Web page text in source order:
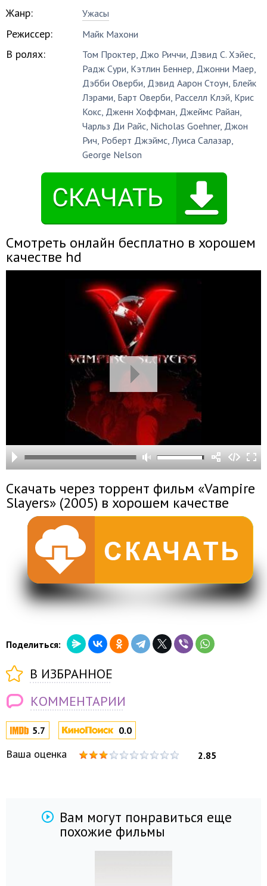
Жанр: Ужасы
Режиссер: Майк Махони
В ролях: Том Проктер, Джо Риччи, Дэвид С. Хэйес,
Радж Сури, Кэтлин Беннер, Джонни Маер,
Дэбби Оверби, Дэвид Аарон Стоун, Блейк
Лэрами, Барт Оверби, Расселл Клэй, Крис
Кокс, Дженн Хоффман, Джеймс Райан,
Чарльз Ди Райс, Nicholas Goehner, Джон
Рич, Роберт Джэймс,Луиса Салазар,
George Nelson
5.7 0.0
Ваша оценка 2.85
Смотреть онлайн бесплатно в хорошем
качестве hd
Скачать через торрент фильм «Vampire
Slayers» (2005) в хорошем качестве
Поделиться:
В ИЗБРАННОЕ
КОММЕНТАРИИ
Вам могут понравиться еще
похожие фильмы